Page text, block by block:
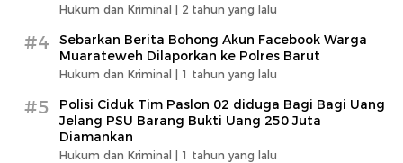
Hukum dan Kriminal | 2 tahun yang lalu
#4
Sebarkan Berita Bohong Akun Facebook Warga
Muarateweh Dilaporkan ke Polres Barut
Hukum dan Kriminal | 1 tahun yang lalu
#5
Polisi Ciduk Tim Paslon 02 diduga Bagi Bagi Uang
Jelang PSU Barang Bukti Uang 250 Juta
Diamankan
Hukum dan Kriminal | 1 tahun yang lalu